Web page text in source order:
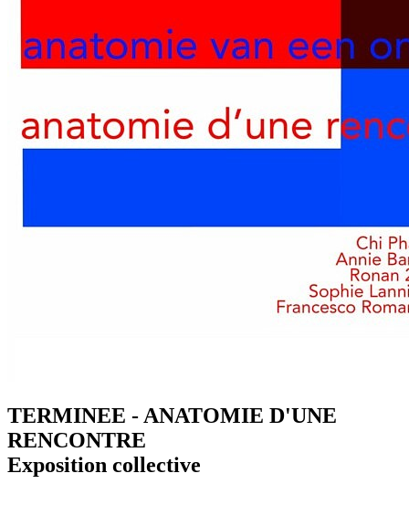
TERMINEE - ANATOMIE D'UNE
RENCONTRE
Exposition collective